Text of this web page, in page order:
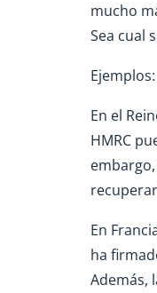
mucho
Sea cual
Ejemplos:
En el
HMRC
En
ha
Además,